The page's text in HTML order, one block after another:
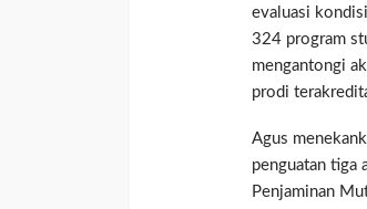
evaluasi
324 program
mengantongi
prodi
Agus
penguatan tiga
Penjaminan